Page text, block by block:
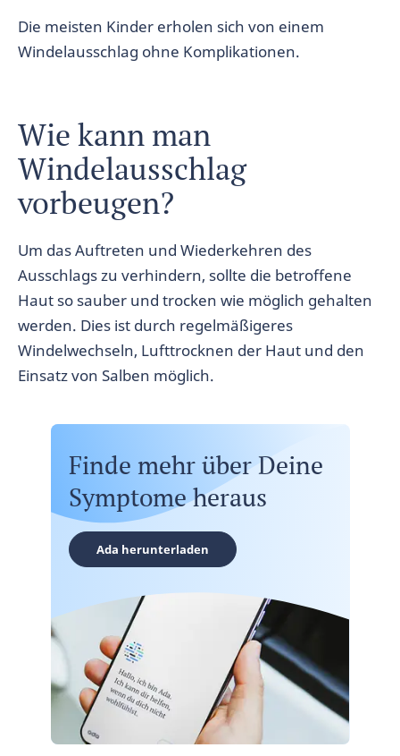
Die meisten Kinder erholen sich von einem
Windelausschlag ohne Komplikationen.
Wie kann man
Windelausschlag
vorbeugen?
Um das Auftreten und Wiederkehren des
Ausschlags zu verhindern, sollte die betroffene
Haut so sauber und trocken wie möglich gehalten
werden. Dies ist durch regelmäßigeres
Windelwechseln, Lufttrocknen der Haut und den
Einsatz von Salben möglich.
Finde mehr über Deine
Symptome heraus
Ada herunterladen